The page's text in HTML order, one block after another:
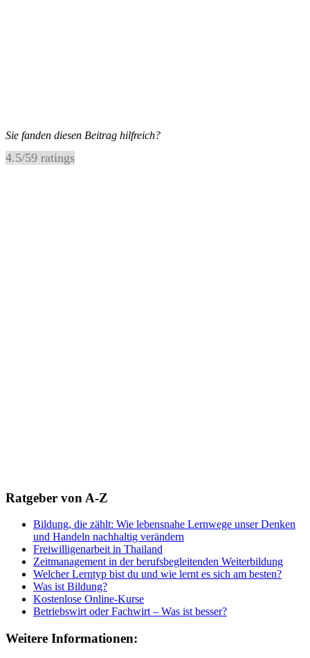
Sie fanden diesen Beitrag hilfreich?
4.5/59 ratings
Ratgeber von A-Z
Bildung, die zählt: Wie lebensnahe Lernwege unser Denken
und Handeln nachhaltig verändern
Freiwilligenarbeit in Thailand
Zeitmanagement in der berufsbegleitenden Weiterbildung
Welcher Lerntyp bist du und wie lernt es sich am besten?
Was ist Bildung?
Kostenlose Online-Kurse
Betriebswirt oder Fachwirt – Was ist besser?
Weitere Informationen: